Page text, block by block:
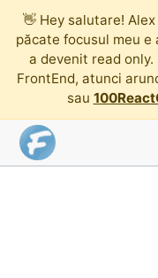
👋 Hey salutare!
păcate focusul meu
a devenit read
FrontEnd, atunci
sau